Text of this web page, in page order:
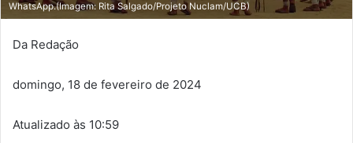
WhatsApp.(Imagem: Rita Salgado/Projeto Nuclam/UCB)
Da Redação
domingo, 18 de fevereiro de 2024
Atualizado às 10:59